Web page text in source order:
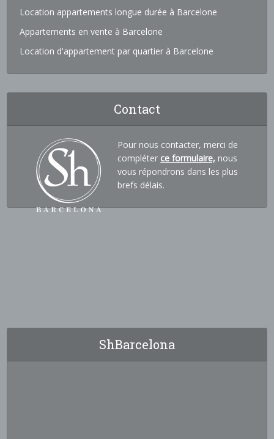
Location appartements longue durée à Barcelone
Appartements en vente à Barcelone
Location d'appartement par quartier à Barcelone
Contact
Pour nous contacter, merci de
compléter ce formulaire, nous
vous répondrons dans les plus
brefs délais.
ShBarcelona